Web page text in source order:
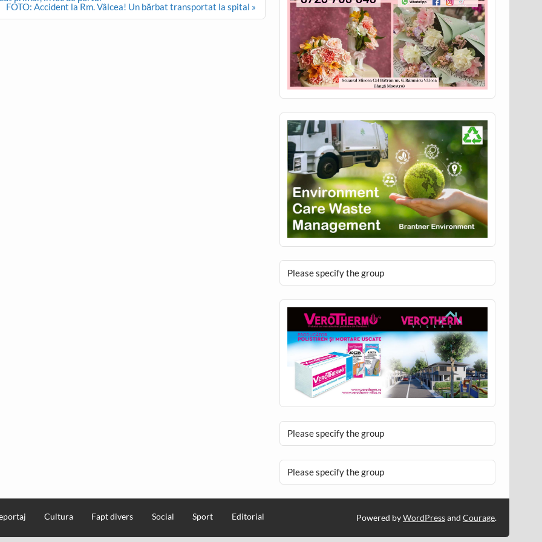
FOTO: Accident la Rm. Vâlcea! Un bărbat transportat la spital »
Please specify the group
Please specify the group
Please specify the group
Cultura Fapt divers Social Sport Editorial Powered byWordPressand Courage.